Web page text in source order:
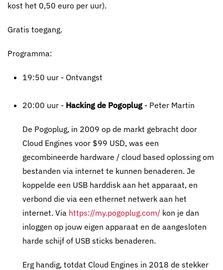
kost het 0,50 euro per uur).
Gratis toegang.
Programma:
19:50 uur - Ontvangst
20:00 uur - Hacking de Pogoplug - Peter Martin
De Pogoplug, in 2009 op de markt gebracht door
Cloud Engines voor $99 USD, was een
gecombineerde hardware / cloud based oplossing om
bestanden via internet te kunnen benaderen. Je
koppelde een USB harddisk aan het apparaat, en
verbond die via een ethernet netwerk aan het
internet. Via https://my.pogoplug.com/ kon je dan
inloggen op jouw eigen apparaat en de aangesloten
harde schijf of USB sticks benaderen.
Erg handig, totdat Cloud Engines in 2018 de stekker